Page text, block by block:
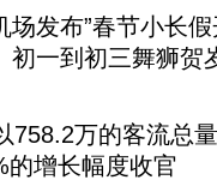
发布”春节小长假
初一到初三舞狮贺